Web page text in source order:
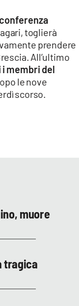
conferenza
toglierà
prendere
All’ultimo
membri del
le nove
scorso.
muore
tragica